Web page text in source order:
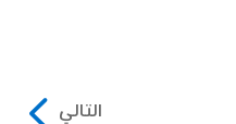
التالي